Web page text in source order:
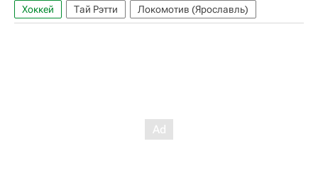
Хоккей Тай Рэтти Локомотив (Ярославль)